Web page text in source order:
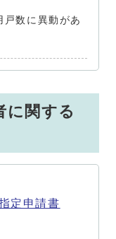
戸数に異動があ
に関する
定申請書